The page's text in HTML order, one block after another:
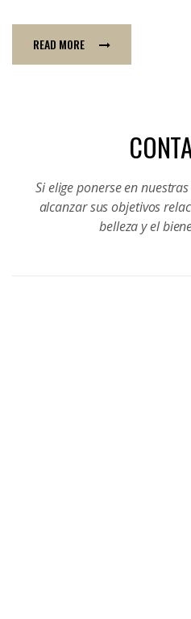
READ MORE
Si elige ponerse en
alcanzar sus objetivos
belleza y el